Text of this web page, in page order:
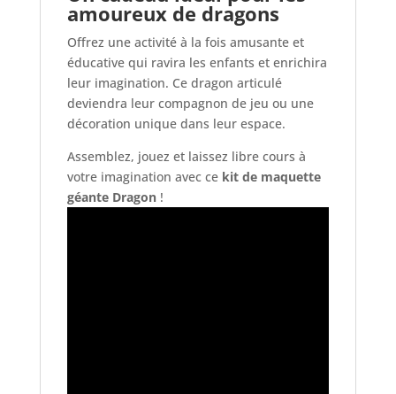
amoureux de dragons
Offrez une activité à la fois amusante et
éducative qui ravira les enfants et enrichira
leur imagination. Ce dragon articulé
deviendra leur compagnon de jeu ou une
décoration unique dans leur espace.
Assemblez, jouez et laissez libre cours à
votre imagination avec ce kit de maquette
géante Dragon!